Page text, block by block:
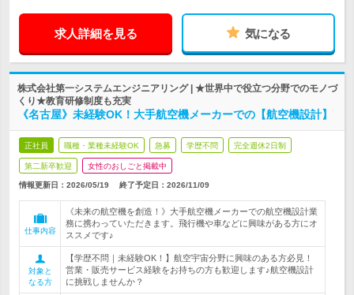
求人詳細を見る 気になる
株式会社第一システムエンジニアリング | ★世界中で役立つ分野でのモノづ
くり★教育研修制度も充実
《名古屋》未経験OK！大手航空機メーカーでの【航空機設計】
正社員 職種・業種未経験OK 急募 学歴不問 完全週休2日制
第二新卒歓迎 女性のおしごと掲載中
情報更新日：2026/05/19 終了予定日： 2026/11/09
仕事内容
《未来の航空機を創造！》大手航空機メーカーでの航空機設計業
務に携わっていただきます。飛行機や車などに興味がある方にオ
ススメです♪
対象と
なる方
【学歴不問｜未経験OK！】航空宇宙分野に興味のある方必見！
営業・販売サービス経験をお持ちの方も歓迎します♪航空機設計
に挑戦しませんか？